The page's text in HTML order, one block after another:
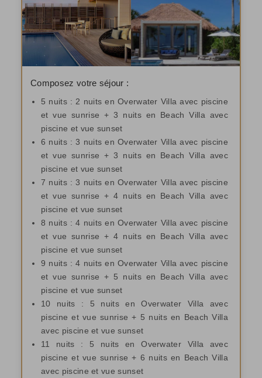
Composez votre séjour :
5 nuits : 2 nuits en Overwater Villa avec piscine
et vue sunrise + 3 nuits en Beach Villa avec
piscine et vue sunset
6 nuits : 3 nuits en Overwater Villa avec piscine
et vue sunrise + 3 nuits en Beach Villa avec
piscine et vue sunset
7 nuits : 3 nuits en Overwater Villa avec piscine
et vue sunrise + 4 nuits en Beach Villa avec
piscine et vue sunset
8 nuits : 4 nuits en Overwater Villa avec piscine
et vue sunrise + 4 nuits en Beach Villa avec
piscine et vue sunset
9 nuits : 4 nuits en Overwater Villa avec piscine
et vue sunrise + 5 nuits en Beach Villa avec
piscine et vue sunset
10 nuits : 5 nuits en Overwater Villa avec
piscine et vue sunrise + 5 nuits en Beach Villa
avec piscine et vue sunset
11 nuits : 5 nuits en Overwater Villa avec
piscine et vue sunrise + 6 nuits en Beach Villa
avec piscine et vue sunset